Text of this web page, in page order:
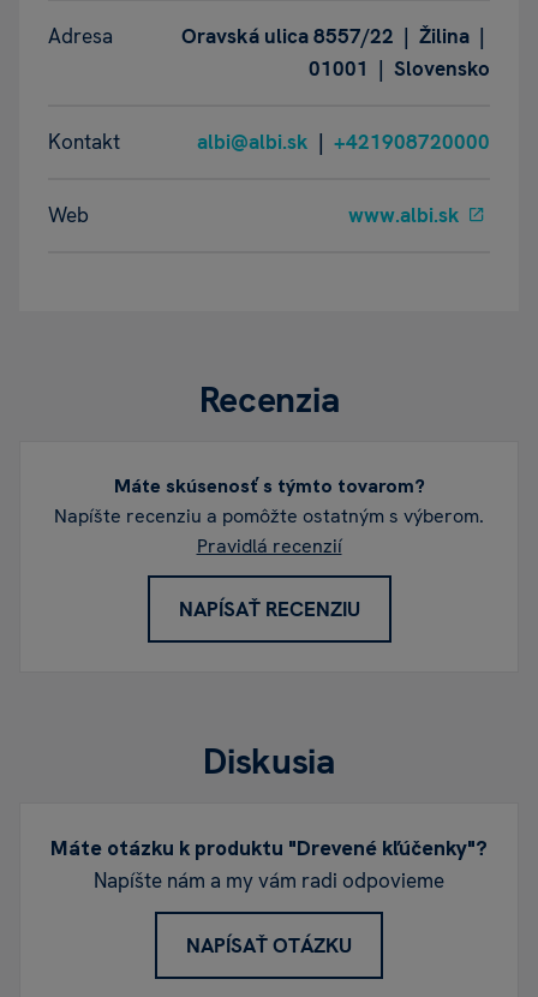
Adresa
Oravská ulica 8557/22 | Žilina |
01001 | Slovensko
Kontakt albi@albi.sk | +421908720000
Web www.albi.sk
Recenzia
Máte skúsenosť s týmto tovarom?
Napíšte recenziu a pomôžte ostatným s výberom.
Pravidlá recenzií
NAPÍSAŤ RECENZIU
Diskusia
Máte otázku k produktu "Drevené kľúčenky"?
Napíšte nám a my vám radi odpovieme
NAPÍSAŤ OTÁZKU